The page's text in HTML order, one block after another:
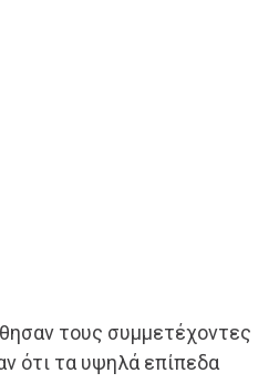
τους συμμετέχοντες
ότι τα υψηλά επίπεδα